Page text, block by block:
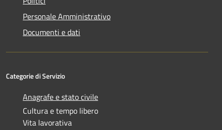
Personale Amministrativo
Documenti e dati
Categorie di Servizio
Anagrafe e stato civile
Cultura e tempo libero
Vita lavorativa